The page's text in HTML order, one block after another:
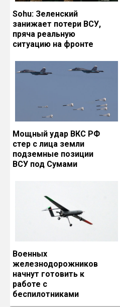
Sohu: Зеленский
занижает потери ВСУ,
пряча реальную
ситуацию на фронте
Мощный удар ВКС РФ
стер с лица земли
подземные позиции
ВСУ под Сумами
Военных
железнодорожников
начнут готовить к
работе с
беспилотниками